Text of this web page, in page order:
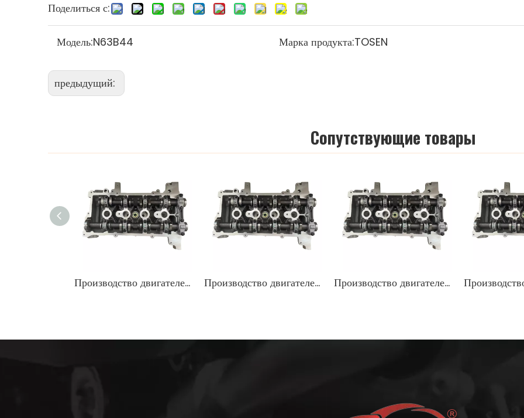
Поделиться с:
Модель:N63B44 Марка продукта:TOSEN
предыдущий:
Cопутствующие товары
Производство двигателей K4M в сборе с головкой блока цилиндров для Renault Производство двигателей K4M в сборе с головкой блока цилиндров для Renault Производство двигателей K4M в сборе с головкой блока цилиндров для Renault